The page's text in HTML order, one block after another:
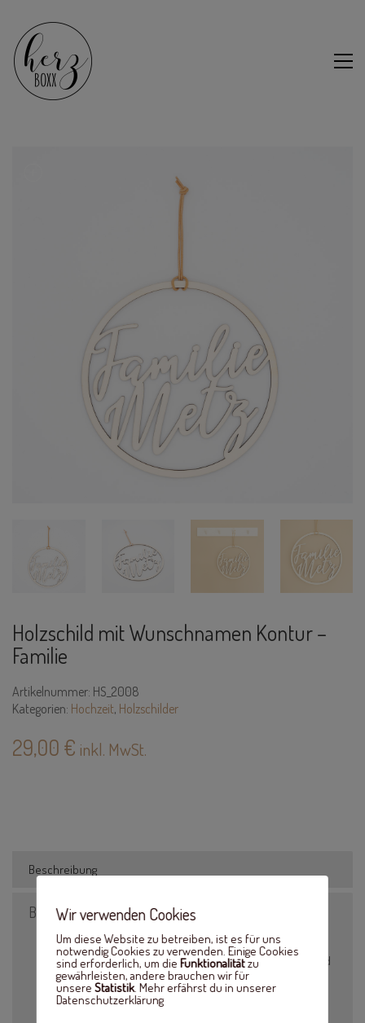
Holzschild mit Wunschnamen Kontur –
Familie
Artikelnummer: HS_2008
Kategorien: Hochzeit, Holzschilder
29,00 € inkl. MwSt.
Beschreibung
Beschreibung
Durchmesser: 20cm
Der Name wird gestaltet und als Kontur aus dem Holzschild
ausgeschnitten.
Bitte bei der Bestellung den Wunschnamen angeben
Wir verwenden Cookies
Um diese Website zu betreiben, ist es für uns
notwendig Cookies zu verwenden. Einige Cookies
sind erforderlich, um die Funktionalitätzu
gewährleisten, andere brauchen wir für
unsere Statistik. Mehr erfährst du in unserer
Datenschutzerklärung